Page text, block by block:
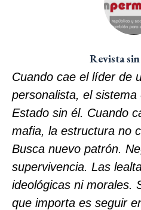
Revista
Cuando cae el líder de
personalista, el
Estado sin él. Cuando
mafia, la estructura no
Busca nuevo patrón.
supervivencia. Las
ideológicas ni morales.
que importa es seguir